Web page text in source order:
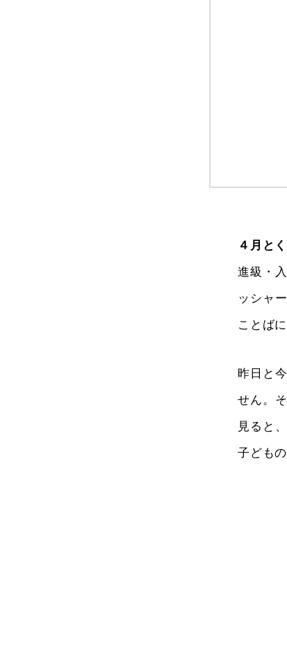
４月と
進級・
ッシャ
ことば
昨日と
せん。
見ると
子ども